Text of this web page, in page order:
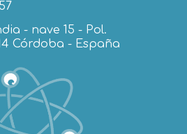
- nave 15 - Pol.
Córdoba - España